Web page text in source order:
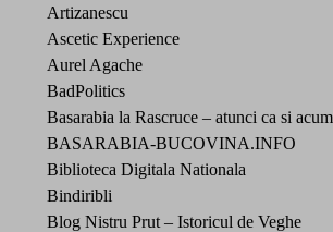
Artizanescu
Ascetic Experience
Aurel Agache
BadPolitics
Basarabia la Rascruce – atunci ca si acum
BASARABIA-BUCOVINA.INFO
Biblioteca Digitala Nationala
Bindiribli
Blog Nistru Prut – Istoricul de Veghe